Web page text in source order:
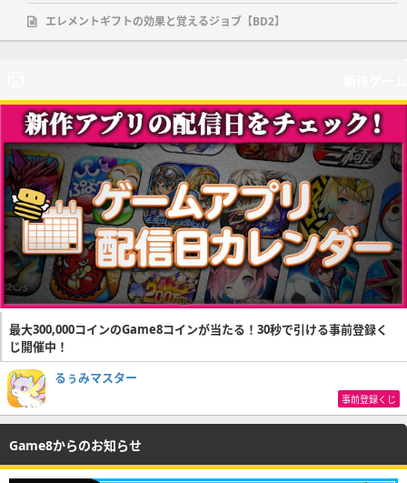
エレメントギフトの効果と覚えるジョブ【BD2】
最大300,000コインのGame8コインが当たる！30秒で引ける事前登録く
じ開催中！
るぅみマスター
事前登録くじ
Game8からのお知らせ